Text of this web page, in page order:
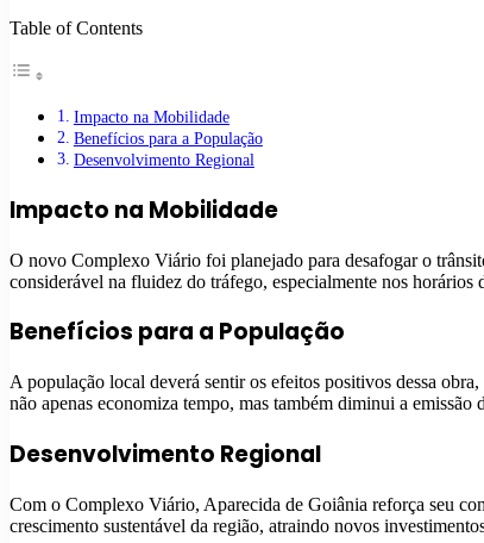
Table of Contents
Impacto na Mobilidade
Benefícios para a População
Desenvolvimento Regional
Impacto na Mobilidade
O novo Complexo Viário foi planejado para desafogar o
considerável na fluidez do tráfego, especialmente nos horários
Benefícios para a População
A população local deverá sentir os efeitos positivos dessa
não apenas economiza tempo, mas também diminui a
Desenvolvimento Regional
Com o Complexo Viário, Aparecida de Goiânia reforça seu
crescimento sustentável da região, atraindo novos